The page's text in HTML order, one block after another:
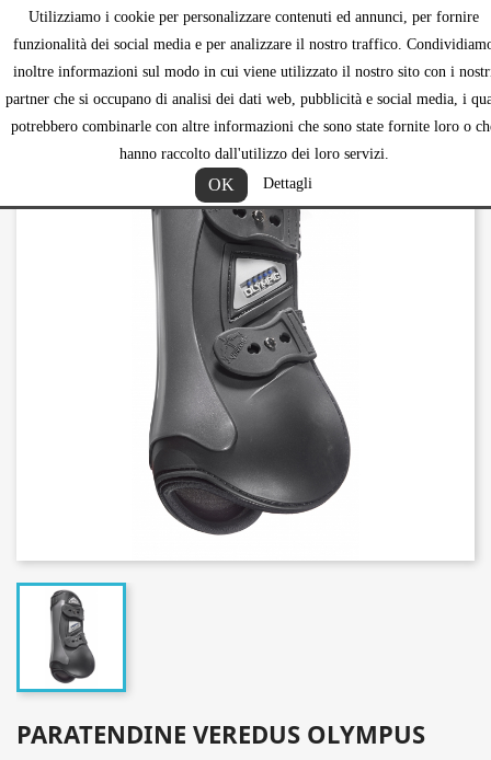
Utilizziamo i cookie per personalizzare contenuti ed annunci, per fornire
funzionalità dei social media e per analizzare il nostro traffico.
inoltre informazioni sul modo in cui viene utilizzato il nostro sito con i
partner che si occupano di analisi dei dati web, pubblicità e social media, i
potrebbero combinarle con altre informazioni che sono state fornite loro o
hanno raccolto dall'utilizzo dei loro servizi.
OK Dettagli

PARATENDINE VEREDUS OLYMPUS